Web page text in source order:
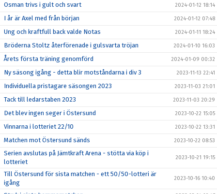
Osman trivs i gult och svart 2024-01-12 18:14
I år är Axel med från början 2024-01-12 07:48
Ung och kraftfull back valde Notas 2024-01-11 18:24
Bröderna Stoltz återförenade i gulsvarta tröjan 2024-01-10 16:03
Årets första träning genomförd 2024-01-09 00:32
Ny säsong igång - detta blir motståndarna i div 3 2023-11-13 22:41
Individuella pristagare säsongen 2023 2023-11-03 21:01
Tack till ledarstaben 2023 2023-11-03 20:29
Det blev ingen seger i Östersund 2023-10-22 15:05
Vinnarna i lotteriet 22/10 2023-10-22 13:31
Matchen mot Östersund sänds 2023-10-22 08:53
Serien avslutas på Jämtkraft Arena - stötta via köp i
lotteriet
2023-10-21 19:15
Till Östersund för sista matchen - ett 50/50-lotteri är
igång
2023-10-16 10:40